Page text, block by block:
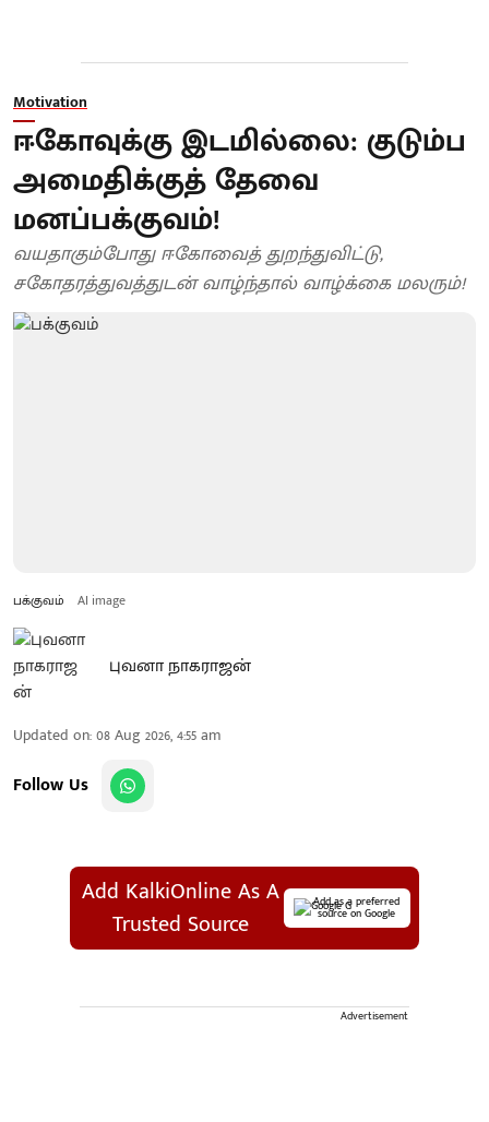
Motivation
ஈகோவுக்கு இடமில்லை: குடும்ப
அமைதிக்குத் தேவை
மனப்பக்குவம்!
வயதாகும்போது ஈகோவைத் துறந்துவிட்டு,
சகோதரத்துவத்துடன் வாழ்ந்தால் வாழ்க்கை மலரும்!
பக்குவம் AI image
புவனா நாகராஜன்
Updated on:08 Aug 2026, 4:55 am
Follow Us
Add KalkiOnline As A
Trusted Source
Add as a preferred
source on Google
Advertisement